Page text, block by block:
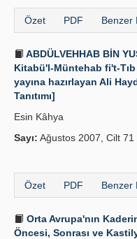
Özet PDF Benzer
ABDÜLVEHHAB BİN
Kitabü'l-Müntehab fi't-
yayına hazırlayan Ali
Tanıtımı]
Esin Kâhya
Sayı: Ağustos 2007, Cilt 71
Özet PDF Benzer
Orta Avrupa'nın
Öncesi, Sonrası ve